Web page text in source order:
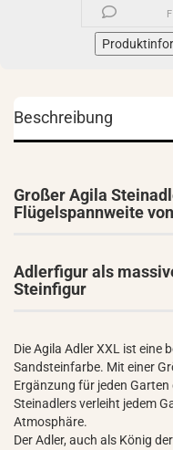
Beschreibung
Großer Agila
Flügelspannweite
Adlerfigur als
Steinfigur
Die Agila Adler XXL ist eine
Sandsteinfarbe. Mit einer
Ergänzung für jeden
Steinadlers verleiht jedem
Atmosphäre.
Der Adler, auch als König